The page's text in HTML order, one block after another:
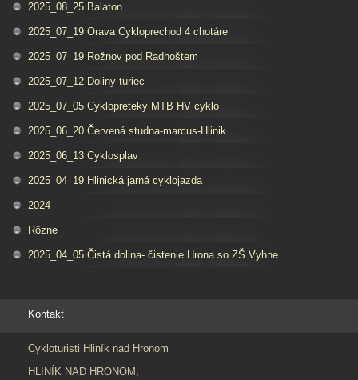
2025_08_25 Balaton
2025_07_19 Orava Cykloprechod 4 chotáre
2025_07_19 Rožnov pod Radhoštem
2025_07_12 Doliny turiec
2025_07_05 Cyklopreteky MTB HV cyklo
2025_06_20 Červená studna-marcus-Hlinik
2025_06_13 Cyklosplav
2025_04_19 Hlinická jarná cyklojazda
2024
Rôzne
2025_04_05 Čistá dolina- čistenie Hrona so ZŠ Vyhne
Kontakt
Cykloturisti Hliník nad Hronom
HLINÍK NAD HRONOM,